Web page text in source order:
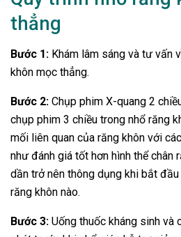
thẳng
Bước 1: Khám lâm sáng và tư vấn
khôn mọc thẳng.
Bước 2: Chụp phim X-quang 2
chụp phim 3 chiều trong nhổ răng
mối liên quan của răng khôn với
như đánh giá tốt hơn hình thể chân
dần trở nên thông dụng khi bắt
răng khôn nào.
Bước 3: Uống thuốc kháng sinh